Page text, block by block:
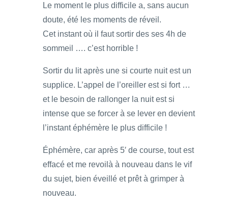
Le moment le plus difficile a, sans aucun
doute, été les moments de réveil.
Cet instant où il faut sortir des ses 4h de
sommeil …. c’est horrible !
Sortir du lit après une si courte nuit est un
supplice. L’appel de l’oreiller est si fort …
et le besoin de rallonger la nuit est si
intense que se forcer à se lever en devient
l’instant éphémère le plus difficile !
Éphémère, car après 5′ de course, tout est
effacé et me revoilà à nouveau dans le vif
du sujet, bien éveillé et prêt à grimper à
nouveau.